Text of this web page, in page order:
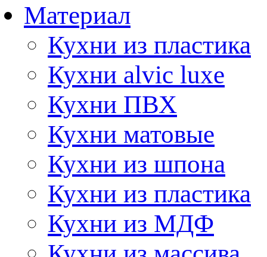
Материал
Кухни из пластика
Кухни alvic luxe
Кухни ПВХ
Кухни матовые
Кухни из шпона
Кухни из пластика
Кухни из МДФ